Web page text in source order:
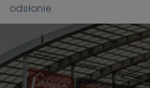
odsłonie